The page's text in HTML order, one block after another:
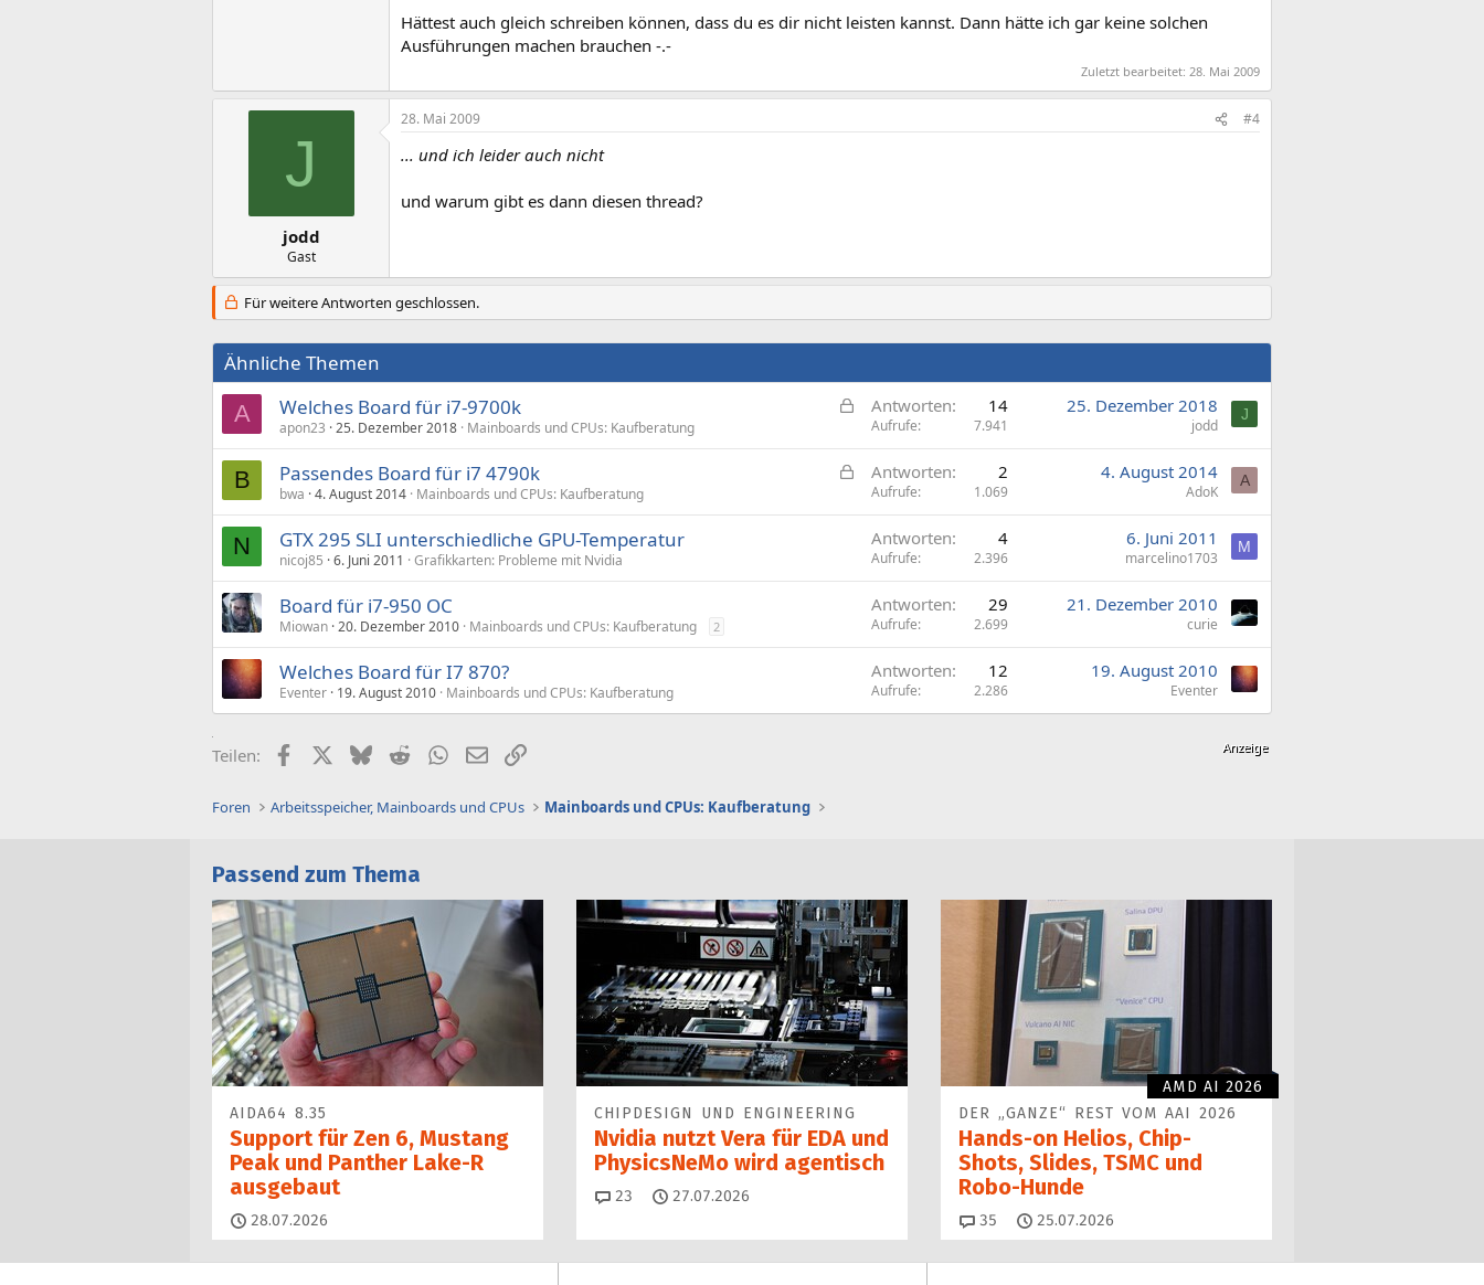
Hättest auch gleich schreiben können, dass du es dir nicht leisten kannst. Dann hätte ich gar keine solchen
Ausführungen machen brauchen -.-
Zuletzt bearbeitet: 28. Mai 2009
J
jodd
Gast
28. Mai 2009 #4
... und ich leider auch nicht
und warum gibt es dann diesen thread?
Für weitere Antworten geschlossen.
Ähnliche Themen
A
G
s
p
r
Welches Board für i7-9700k
apon23 25. Dezember 2018 Mainboards und CPUs: Kaufberatung
Antworten 14
Aufrufe 7.941
25. Dezember 2018
jodd
J
B
G
s
r
Passendes Board für i7 4790k
bwa 4. August 2014 Mainboards und CPUs: Kaufberatung
Antworten 2
Aufrufe 1.069
4. August 2014
AdoK
A
N GTX 295 SLI unterschiedliche GPU-Temperatur
nicoj85 6. Juni 2011 Grafikkarten: Probleme mit Nvidia
Antworten 4
Aufrufe 2.396
6. Juni 2011
marcelino1703
M
Board für i7-950 OC
Miowan 20. Dezember 2010 Mainboards und CPUs: Kaufberatung 2
Antworten 29
Aufrufe 2.699
21. Dezember 2010
curie
Welches Board für I7 870?
Eventer 19. August 2010 Mainboards und CPUs: Kaufberatung
Antworten 12
Aufrufe 2.286
19. August 2010
Eventer
Teilen: FacebookX (Twitter)
BlueskyRedditWhatsApp
E-MailLink
Foren Arbeitsspeicher, Mainboards und CPUs Mainboards und CPUs: Kaufberatung
Passend zum Thema
AIDA64 8.35
Support für Zen 6, Mustang
Peak und Panther Lake-R
ausgebaut
28.07.2026
CHIPDESIGN UND ENGINEERING
Nvidia nutzt Vera für EDA und
PhysicsNeMo wird agentisch
23 Kommentare
27.07.2026
AMD AI 2026
DER „GANZE“ REST VOM AAI 2026
Hands-on Helios, Chip-
Shots, Slides, TSMC und
Robo-Hunde
35 Kommentare
25.07.2026